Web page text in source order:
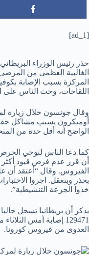
[ad_1]
حذر رئيس الوزراء
الغالبية العظمى من
اللقاحات، وحث الناس على
وقال جونسون خلال زيارة
أوميكرون يسبب مشاكل
الواضح أنه أقل حدة من
كما دعا الناس لتوخي الحرص
أن قرر عدم فرض قيود أكثر
الفيروس. وقال “أعتقد أن
بحذر وبتعقل. اجروا
خذوا الجرعة التنشيطية”.
129471 إصابة أمس
العدوى من فيروس كورونا.